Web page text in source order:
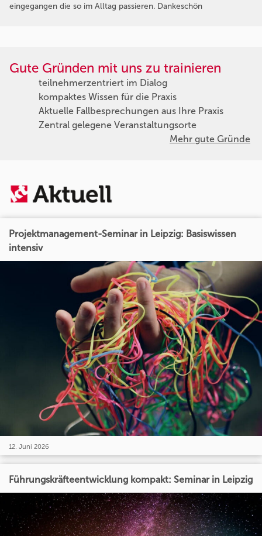
eingegangen die so im Alltag passieren. Dankeschön
Gute Gründen mit uns zu trainieren
teilnehmerzentriert im Dialog
kompaktes Wissen für die Praxis
Aktuelle Fallbesprechungen aus Ihre Praxis
Zentral gelegene Veranstaltungsorte
Mehr gute Gründe
Projektmanagement-Seminar in Leipzig: Basiswissen
intensiv
12. Juni 2026
Führungskräfteentwicklung kompakt: Seminar in Leipzig